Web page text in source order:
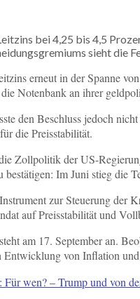
bei 4,25 bis 4,5
sieht die
erneut in der Spanne
Notenbank an ihrer
den Beschluss jedoch
die Preisstabilität.
Zollpolitik der US-
bestätigen: Im Juni stieg die
zur Steuerung der
auf Preisstabilität und
am 17. September an.
Entwicklung von Inflation
Für wen? – Trump und von